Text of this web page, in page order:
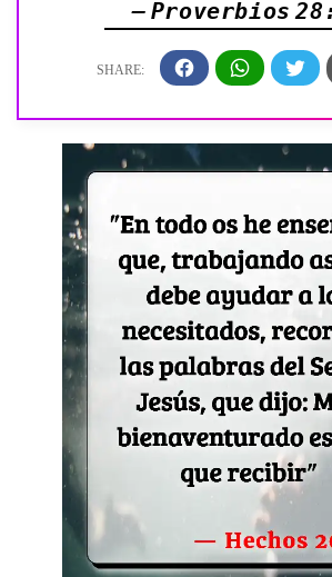
— Proverbios